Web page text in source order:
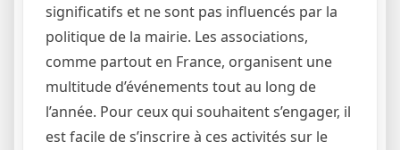
significatifs et ne sont pas influencés par la
politique de la mairie. Les associations,
comme partout en France, organisent une
multitude d’événements tout au long de
l’année. Pour ceux qui souhaitent s’engager, il
est facile de s’inscrire à ces activités sur le